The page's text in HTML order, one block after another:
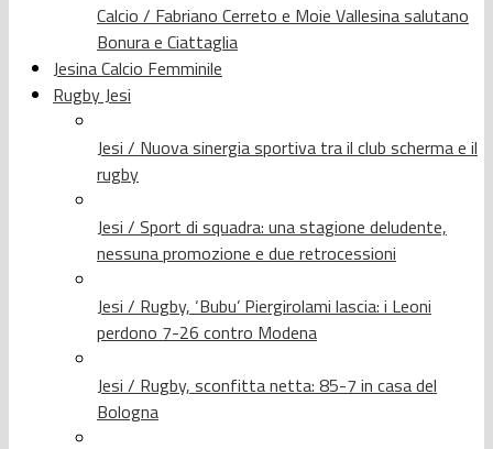
Calcio / Fabriano Cerreto e Moie Vallesina salutano
Bonura e Ciattaglia
Jesina Calcio Femminile
Rugby Jesi
Jesi / Nuova sinergia sportiva tra il club scherma e il
rugby
Jesi / Sport di squadra: una stagione deludente,
nessuna promozione e due retrocessioni
Jesi / Rugby, ‘Bubu’ Piergirolami lascia: i Leoni
perdono 7-26 contro Modena
Jesi / Rugby, sconfitta netta: 85-7 in casa del
Bologna